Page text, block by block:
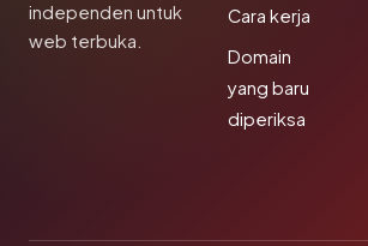
independen untuk
web terbuka.
Cara kerja
Domain
yang baru
diperiksa